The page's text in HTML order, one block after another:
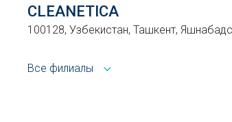
CLEANETICA
100128, Узбекистан, Ташкент,
Все филиалы